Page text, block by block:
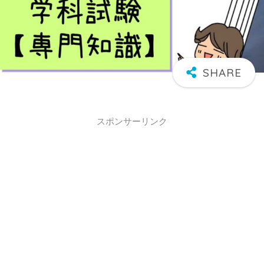
スポンサーリンク